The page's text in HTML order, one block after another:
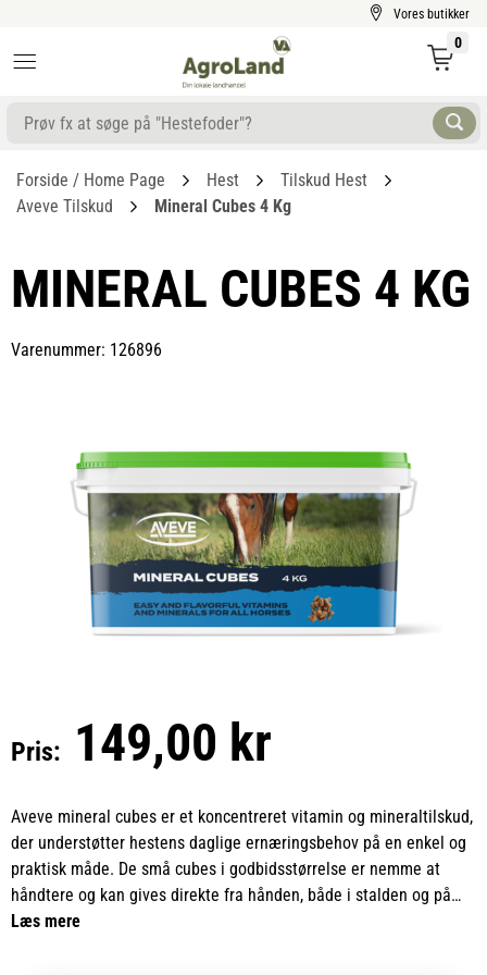
Vores butikker
0
Forside / Home Page Hest
Tilskud Hest
Aveve Tilskud
Mineral Cubes 4 Kg
MINERAL CUBES 4 KG
Varenummer: 126896
Pris: 149,00 kr
Aveve mineral cubes er et koncentreret vitamin og mineraltilskud,
der understøtter hestens daglige ernæringsbehov på en enkel og
praktisk måde. De små cubes i godbidsstørrelse er nemme at
håndtere og kan gives direkte fra hånden, både i stalden og på
folden, uden behov for foderkrybbe.
Læs mere